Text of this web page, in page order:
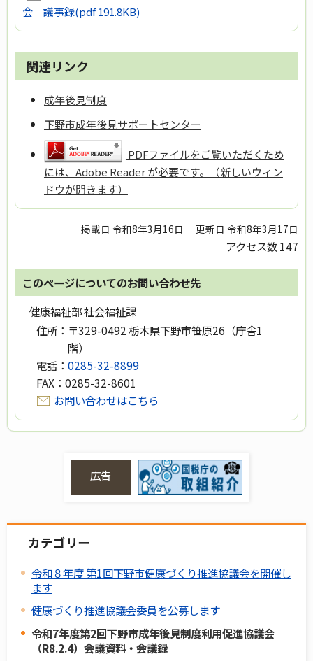
会 議事録(pdf 191.8KB)
関連リンク
成年後見制度
下野市成年後見サポートセンター
PDFファイルをご覧いただくため
には、Adobe Reader が必要です。（新しいウィン
ドウが開きます）
掲載日 令和8年3月16日 更新日 令和8年3月17日
アクセス数147
このページについてのお問い合わせ先
健康福祉部 社会福祉課
住所： 〒329-0492 栃木県下野市笹原26（庁舎1
階）
電話： 0285-32-8899
FAX： 0285-32-8601
お問い合わせはこちら
広告
カテゴリー
令和８年度 第1回下野市健康づくり推進協議会を開催し
ます
健康づくり推進協議会委員を公募します
令和7年度第2回下野市成年後見制度利用促進協議会
（R8.2.4）会議資料・会議録